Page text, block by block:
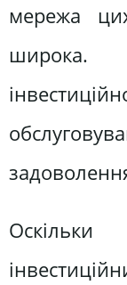
мережа
широка.